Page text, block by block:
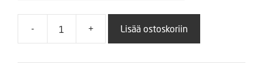
-
Härmesalvia
Queen
+ Lisää ostoskoriin